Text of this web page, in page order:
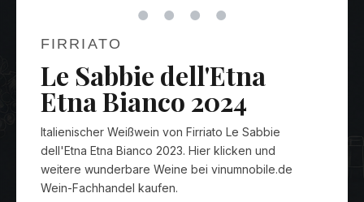
FIRRIATO
Le Sabbie dell'Etna
Etna Bianco 2024
Italienischer Weißwein von Firriato Le Sabbie
dell'Etna Etna Bianco 2023. Hier klicken und
weitere wunderbare Weine bei vinumnobile.de
Wein-Fachhandel kaufen.